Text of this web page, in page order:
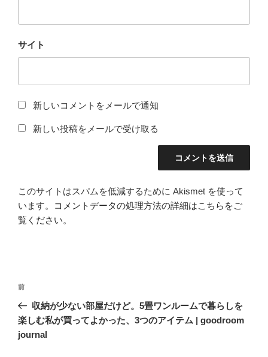
サイト
新しいコメントをメールで通知
新しい投稿をメールで受け取る
このサイトはスパムを低減するために Akismet を使って
います。
コメントデータの処理方法の詳細はこちらをご
覧ください。
投
ナ
ビ
前
の
投
稿
前
収納が少ない部屋だけど。5畳ワンルームで暮らしを
楽しむ私が買ってよかった、3つのアイテム | goodroom
journal